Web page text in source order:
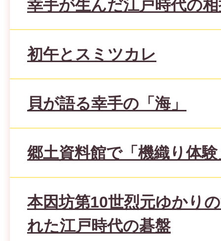
幸手が生んだ江戸時代の
初午とスミツカレ
貝が語る幸手の「海」
郷土資料館で「機織り体
本因坊第10世烈元ゆかり
れた江戸時代の碁盤